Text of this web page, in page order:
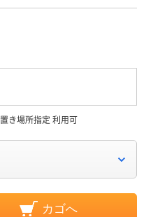
置き場所指定 利用可
カゴへ